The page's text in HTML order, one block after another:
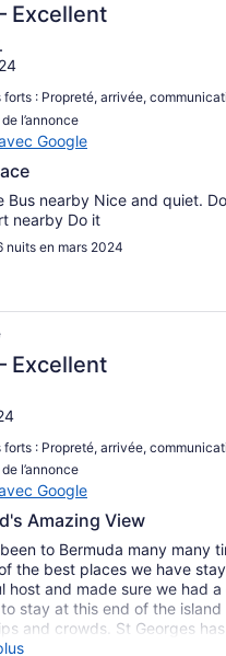
Excellent
forts : Propreté, arrivée,
l’annonce
Google
Bus nearby Nice and quiet.
nearby Do it
nuits en mars 2024
Excellent
forts : Propreté, arrivée,
l’annonce
Google
Amazing View
to Bermuda many many
the best places we have
host and made sure we had
stay at this end of the
and crowds. St Georges
drink and explore. Thank